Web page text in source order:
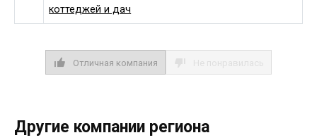
коттеджей и дач
Отличная компания
Другие компании региона